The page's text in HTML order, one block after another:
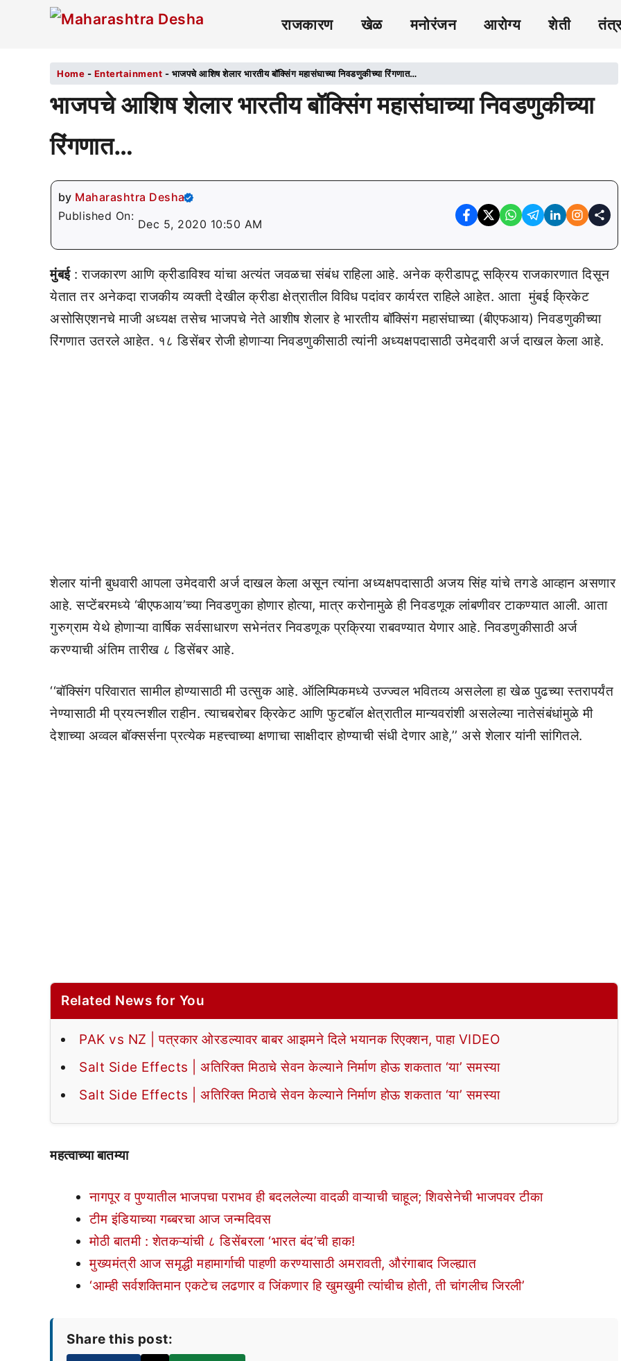
राजकारण खेळ मनोरंजन आरोग्य शेती
Home - Entertainment - भाजपचे आशिष शेलार भारतीय बॉक्सिंग महासंघाच्या निवडणुकीच्या रिंगणात…
भाजपचे आशिष शेलार भारतीय बॉक्सिंग महासंघाच्या निवडणुकीच्या
रिंगणात…
by Maharashtra Desha
Published On:
Dec 5, 2020 10:50 AM
मुंबई: राजकारण आणि क्रीडाविश्व यांचा अत्यंत जवळचा संबंध राहिला आहे. अनेक क्रीडापटू सक्रिय राजकारणात दिसून
येतात तर अनेकदा राजकीय व्यक्ती देखील क्रीडा क्षेत्रातील विविध पदांवर कार्यरत राहिले आहेत. आता मुंबई क्रिकेट
असोसिएशनचे माजी अध्यक्ष तसेच भाजपचे नेते आशीष शेलार हे भारतीय बॉक्सिंग महासंघाच्या (बीएफआय) निवडणुकीच्या
रिंगणात उतरले आहेत. १८ डिसेंबर रोजी होणाऱ्या निवडणुकीसाठी त्यांनी अध्यक्षपदासाठी उमेदवारी अर्ज दाखल केला आहे.
शेलार यांनी बुधवारी आपला उमेदवारी अर्ज दाखल केला असून त्यांना अध्यक्षपदासाठी अजय सिंह यांचे तगडे आव्हान असणार
आहे. सप्टेंबरमध्ये ‘बीएफआय’च्या निवडणुका होणार होत्या, मात्र करोनामुळे ही निवडणूक लांबणीवर टाकण्यात आली. आता
गुरुग्राम येथे होणाऱ्या वार्षिक सर्वसाधारण सभेनंतर निवडणूक प्रक्रिया राबवण्यात येणार आहे. निवडणुकीसाठी अर्ज
करण्याची अंतिम तारीख ८ डिसेंबर आहे.
‘‘बॉक्सिंग परिवारात सामील होण्यासाठी मी उत्सुक आहे. ऑलिम्पिकमध्ये उज्ज्वल भवितव्य असलेला हा खेळ पुढच्या स्तरापर्यंत
नेण्यासाठी मी प्रयत्नशील राहीन. त्याचबरोबर क्रिकेट आणि फुटबॉल क्षेत्रातील मान्यवरांशी असलेल्या नातेसंबंधांमुळे मी
देशाच्या अव्वल बॉक्सर्सना प्रत्येक महत्त्वाच्या क्षणाचा साक्षीदार होण्याची संधी देणार आहे,’’ असे शेलार यांनी सांगितले.
Related News for You
PAK vs NZ | पत्रकार ओरडल्यावर बाबर आझमने दिले भयानक रिएक्शन, पाहा VIDEO
Salt Side Effects | अतिरिक्त मिठाचे सेवन केल्याने निर्माण होऊ शकतात ‘या’ समस्या
Salt Side Effects | अतिरिक्त मिठाचे सेवन केल्याने निर्माण होऊ शकतात ‘या’ समस्या
महत्वाच्या बातम्या
नागपूर व पुण्यातील भाजपचा पराभव ही बदललेल्या वादळी वाऱ्याची चाहूल; शिवसेनेची भाजपवर टीका
टीम इंडियाच्या गब्बरचा आज जन्मदिवस
मोठी बातमी : शेतकऱ्यांची ८ डिसेंबरला ‘भारत बंद’ची हाक!
मुख्यमंत्री आज समृद्धी महामार्गाची पाहणी करण्यासाठी अमरावती, औरंगाबाद जिल्ह्यात
‘आम्ही सर्वशक्तिमान एकटेच लढणार व जिंकणार हि खुमखुमी त्यांचीच होती, ती चांगलीच जिरली’
Share this post: